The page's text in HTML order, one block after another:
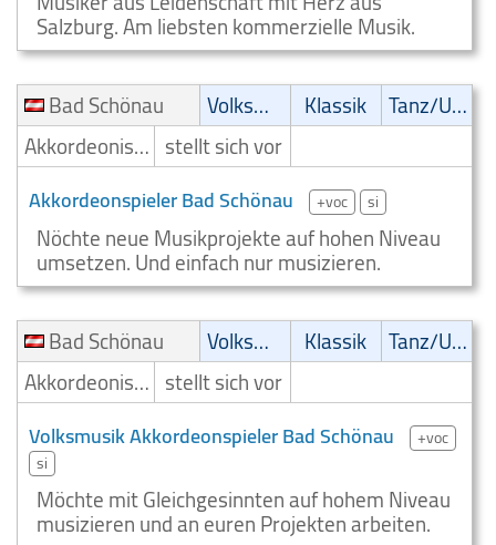
Salzburg. Am liebsten kommerzielle Musik.
Bad Schönau
Volksmusik Klassik
Tanz/Unterhaltungsmusik
Akkordeonist/Akkordeonspieler stellt sich vor
Akkordeonspieler Bad Schönau +voc si
Nöchte neue Musikprojekte auf hohen Niveau
umsetzen. Und einfach nur musizieren.
Bad Schönau
Volksmusik Klassik
Tanz/Unterhaltungsmusik
Akkordeonist/Akkordeonspieler stellt sich vor
Volksmusik Akkordeonspieler Bad Schönau
+voc
si
Möchte mit Gleichgesinnten auf hohem Niveau
musizieren und an euren Projekten arbeiten.